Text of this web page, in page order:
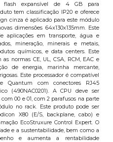
expansível de 4 GB para
tem classificação IP20 e oferece
cinza é aplicado para este módulo
dimensões 64x130x135mm. Este
aplicações em transporte, água e
mineração, minerais e metais,
químicos, e data centers. Este
normas CE, UL, CSA, RCM, EAC e
de energia, marinha mercante,
Este processador é compatível
Quantum com conectores RJ45
(490NAC0201). A CPU deve ser
00 e 01, com 2 parafusos na parte
no rack. Este produto pode ser
X80 (E/S, backplane, cabo) e
EcoStruxure Control Expert. O
e a sustentabilidade, bem como a
e aumenta a rentabilidade